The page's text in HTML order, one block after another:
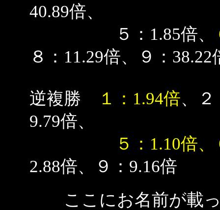
40.89倍、
５：1.85倍、
８：11.29倍、９：38.22
逆複勝 １：1.94倍、２
9.79倍、
５：1.10倍
2.88倍、９：9.16倍
ここにお名前が載っ